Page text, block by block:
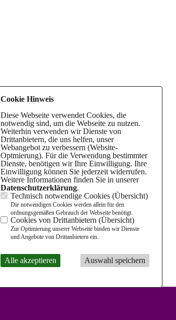
Cookie Hinweis
Diese Webseite verwendet Cookies, die
notwendig sind, um die Webseite zu nutzen.
Weiterhin verwenden wir Dienste von
Drittanbietern, die uns helfen, unser
Webangebot zu verbessern (Website-
Optmierung). Für die Verwendung bestimmter
Dienste, benötigen wir Ihre Einwilligung. Ihre
Einwilligung können Sie jederzeit widerrufen.
Weitere Informationen finden Sie in unserer
Datenschutzerklärung.
Technisch notwendige Cookies (Übersicht)
Die notwendigen Cookies werden allein für den
ordnungsgemäßen Gebrauch der Webseite benötigt.
Cookies von Drittanbietern (Übersicht)
Zur Optimierung unserer Webseite binden wir Dienste
und Angebote von Drittanbietern ein.
Alle akzeptieren Auswahl speichern